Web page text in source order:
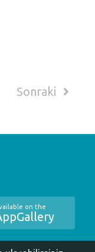
Sonraki
on the